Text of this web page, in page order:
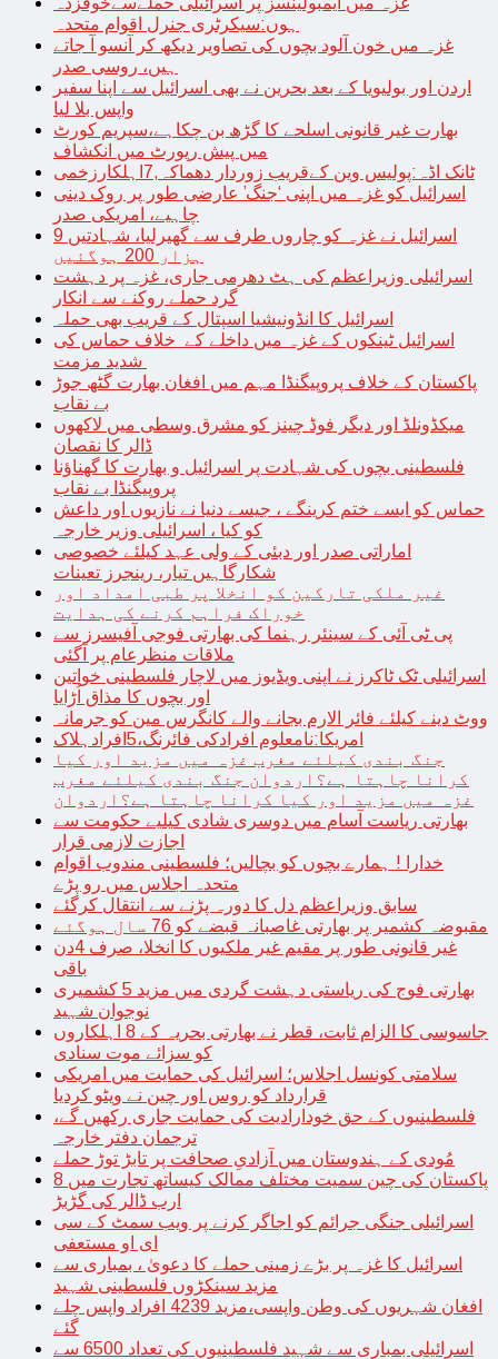
ہوں:سیکرٹری جنرل اقوام متحدہ
غزہ میں خون آلود بچوں کی تصاویر دیکھ کر آنسو آ جاتے
ہیں، روسی صدر
اردن اور بولیویا کے بعد بحرین نے بھی اسرائیل سے اپنا سفیر
واپس بلا لیا
بھارت غیر قانونی اسلحے کا گڑھ بن چکاہے،سپریم کورٹ
میں پیش رپورٹ میں انکشاف
ٹانک اڈہ:پولیس وین کےقریب زوردار دھماکہ,7اہلکارزخمی
اسرائیل کو غزہ میں اپنی ‘جنگ’ عارضی طور پر روک دینی
چاہیے، امریکی صدر
اسرائیل نے غزہ کو چاروں طرف سے گھیرلیا، شہادتیں 9
ہزار 200 ہوگئیں
اسرائیلی وزیراعظم کی ہٹ دھرمی جاری، غزہ پر دہشت
گرد حملے روکنے سے انکار
اسرائیل کا انڈونیشیا اسپتال کے قریب بھی حملہ
اسرائیل ٹینکوں کے غزہ میں داخلے کے خلاف حماس کی
پاکستان کے خلاف پروپیگنڈا مہم میں افغان بھارت گٹھ جوڑ
بے نقاب
میکڈونلڈ اور دیگر فوڈ چینز کو مشرق وسطی میں لاکھوں
ڈالر کا نقصان
فلسطینی بچوں کی شہادت پر اسرائیل و بھارت کا گھناؤنا
پروپیگنڈا بے نقاب
حماس کو ایسے ختم کرینگے ، جیسے دنیا نے نازیوں اور داعش
کو کیا ، اسرائیلی وزیر خارجہ
اماراتی صدر اور دبئی کے ولی عہد کیلئے خصوصی
شکارگاہیں تیار، رینجرز تعینات
غیر ملکی تارکین کو انخلا پر طبی امداد اور
خوراک فراہم کرنے کی ہدایت
پی ٹی آئی کے سینئر رہنما کی بھارتی فوجی آفیسرز سے
ملاقات منظرعام پر آگئی
اسرائیلی ٹک ٹاکرز نے اپنی ویڈیوز میں لاچار فلسطینی خواتین
اور بچوں کا مذاق اُڑایا
ووٹ دینے کیلئے فائر الارم بجانے والے کانگرس مین کو جرمانہ
امریکا:نامعلوم افرادکی فائرنگ،5افرادہلاک
جنگ بندی کیلئے مغرب غزہ میں مزید اور کیا
کرانا چاہتا ہے؟اردوان جنگ بندی کیلئے مغرب
غزہ میں مزید اور کیا کرانا چاہتا ہے؟اردوان
بھارتی ریاست آسام میں دوسری شادی کیلیے حکومت سے
اجازت لازمی قرار
خدارا ! ہمارے بچوں کو بچالیں؛ فلسطینی مندوب اقوام
متحدہ اجلاس میں رو پڑے
سابق وزیراعظم دل کا دورہ پڑنے سے انتقال کرگئے
مقبوضہ کشمیر پر بھارتی غاصبانہ قبضے کو 76 سال ہوگئے
غیر قانونی طور پر مقیم غیر ملکیوں کا انخلا، صرف 4دن
باقی
بھارتی فوج کی ریاستی دہشت گردی میں مزید 5 کشمیری
نوجوان شہید
جاسوسی کا الزام ثابت، قطر نے بھارتی بحریہ کے 8 اہلکاروں
کو سزائے موت سنادی
سلامتی کونسل اجلاس؛ اسرائیل کی حمایت میں امریکی
قرارداد کو روس اور چین نے ویٹو کردیا
فلسطینیوں کے حق خودارادیت کی حمایت جاری رکھیں گے،
ترجمان دفتر خارجہ
مُودی کے ہندوستان میں آزادیِ صحافت پر تابڑ توڑ حملے
پاکستان کی چین سمیت مختلف ممالک کیساتھ تجارت میں 8
ارب ڈالر کی گڑبڑ
اسرائیلی جنگی جرائم کو اجاگر کرنے پر ویب سمٹ کے سی
ای او مستعفی
اسرائیل کا غزہ پر بڑے زمینی حملے کا دعویٰ ، بمباری سے
مزید سینکڑوں فلسطینی شہید
افغان شہریوں کی وطن واپسی،مزید 4239 افراد واپس چلے
گئے
اسرائیلی بمباری سے شہید فلسطینیوں کی تعداد 6500 سے